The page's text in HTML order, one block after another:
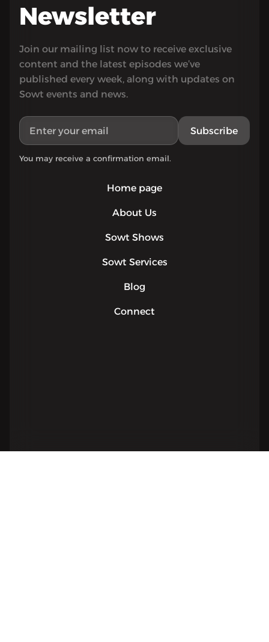
Home page
About Us
Sowt Shows
Sowt Services
Blog
Connect
Newsletter
Join our mailing list now to receive exclusive
content and the latest episodes we’ve
published every week, along with updates on
Sowt events and news.
Subscribe
You may receive a confirmation email.